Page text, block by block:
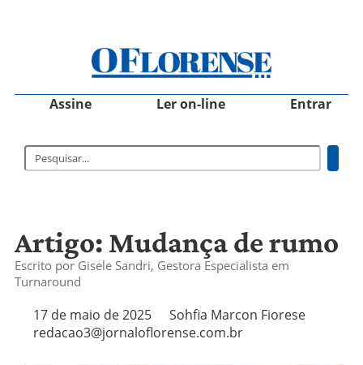
Assine Ler on-line Entrar
Artigo: Mudança de rumo
Escrito por Gisele Sandri, Gestora Especialista em
Turnaround
17 de maio de 2025
Sohfia Marcon Fiorese
redacao3@jornaloflorense.com.br